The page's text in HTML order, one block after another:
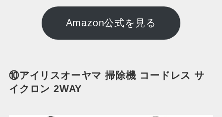
Amazon公式を見る
⑩アイリスオーヤマ 掃除機 コードレス サ
イクロン 2WAY